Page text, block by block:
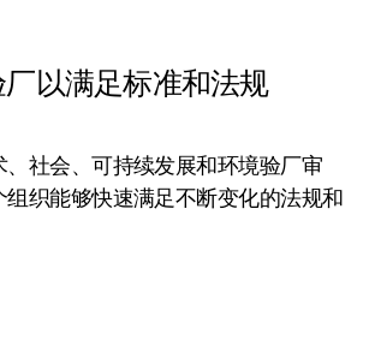
以满足标准和法规
社会、可持续发展和环境验厂审
织能够快速满足不断变化的法规和